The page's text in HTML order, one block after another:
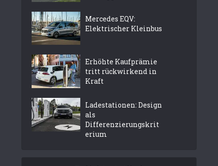
Mercedes EQV:
Elektrischer Kleinbus
Erhöhte Kaufprämie
tritt rückwirkend in
Kraft
Ladestationen: Design
als
Differenzierungskrit
erium